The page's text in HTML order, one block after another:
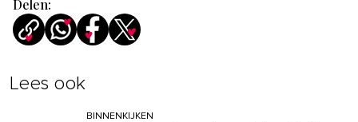
Delen:
Lees ook
BINNENKIJKEN